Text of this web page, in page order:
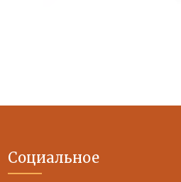
Социальное